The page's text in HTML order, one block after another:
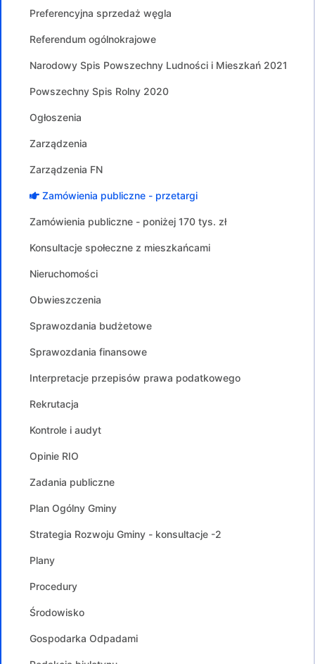
Preferencyjna sprzedaż węgla
Referendum ogólnokrajowe
Narodowy Spis Powszechny Ludności i Mieszkań 2021
Powszechny Spis Rolny 2020
Ogłoszenia
Zarządzenia
Zarządzenia FN
Zamówienia publiczne - przetargi
Zamówienia publiczne - poniżej 170 tys. zł
Konsultacje społeczne z mieszkańcami
Nieruchomości
Obwieszczenia
Sprawozdania budżetowe
Sprawozdania finansowe
Interpretacje przepisów prawa podatkowego
Rekrutacja
Kontrole i audyt
Opinie RIO
Zadania publiczne
Plan Ogólny Gminy
Strategia Rozwoju Gminy - konsultacje -2
Plany
Procedury
Środowisko
Gospodarka Odpadami